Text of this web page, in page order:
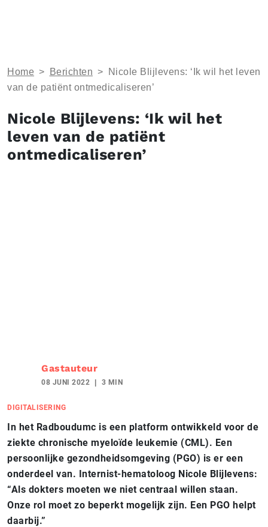
Home > Berichten >
Nicole Blijlevens: ‘Ik wil het leven
van de patiënt ontmedicaliseren’
Nicole Blijlevens: ‘Ik wil het
leven van de patiënt
ontmedicaliseren’
Gastauteur
08 JUNI 2022 3 MIN
DIGITALISERING
In het Radboudumc is een platform ontwikkeld voor de
ziekte chronische myeloïde leukemie (CML). Een
persoonlijke gezondheidsomgeving (PGO) is er een
onderdeel van. Internist-hematoloog Nicole Blijlevens:
“Als dokters moeten we niet centraal willen staan.
Onze rol moet zo beperkt mogelijk zijn. Een PGO helpt
daarbij.”